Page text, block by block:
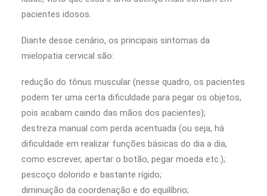
pacientes idosos.
Diante desse cenário, os principais sintomas da
mielopatia cervical são:
redução do tônus muscular (nesse quadro, os pacientes
podem ter uma certa dificuldade para pegar os objetos,
pois acabam caindo das mãos dos pacientes);
destreza manual com perda acentuada (ou seja, há
dificuldade em realizar funções básicas do dia a dia,
como escrever, apertar o botão, pegar moeda etc.);
pescoço dolorido e bastante rígido;
diminuição da coordenação e do equilíbrio;